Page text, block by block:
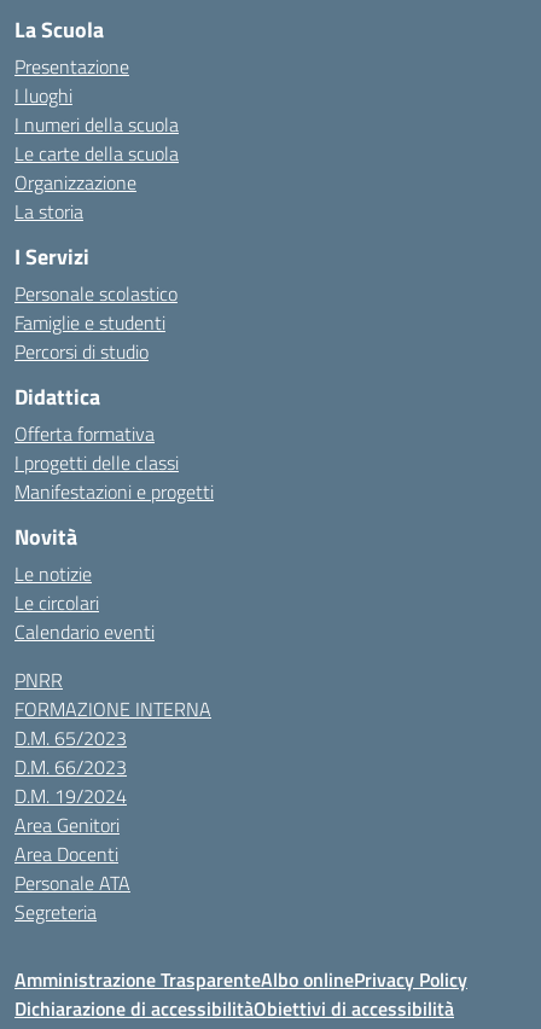
La Scuola
Presentazione
I luoghi
I numeri della scuola
Le carte della scuola
Organizzazione
La storia
I Servizi
Personale scolastico
Famiglie e studenti
Percorsi di studio
Didattica
Offerta formativa
I progetti delle classi
Manifestazioni e progetti
Novità
Le notizie
Le circolari
Calendario eventi
PNRR
FORMAZIONE INTERNA
D.M. 65/2023
D.M. 66/2023
D.M. 19/2024
Area Genitori
Area Docenti
Personale ATA
Segreteria
Amministrazione TrasparenteAlbo onlinePrivacy Policy
Dichiarazione di accessibilitàObiettivi di accessibilità